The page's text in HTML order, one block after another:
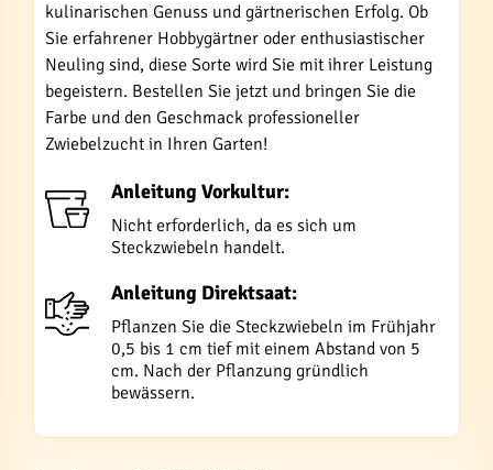
kulinarischen Genuss und gärtnerischen Erfolg. Ob
Sie erfahrener Hobbygärtner oder enthusiastischer
Neuling sind, diese Sorte wird Sie mit ihrer Leistung
begeistern. Bestellen Sie jetzt und bringen Sie die
Farbe und den Geschmack professioneller
Zwiebelzucht in Ihren Garten!
Anleitung Vorkultur:
Nicht erforderlich, da es sich um
Steckzwiebeln handelt.
Anleitung Direktsaat:
Pflanzen Sie die Steckzwiebeln im Frühjahr
0,5 bis 1 cm tief mit einem Abstand von 5
cm. Nach der Pflanzung gründlich
bewässern.